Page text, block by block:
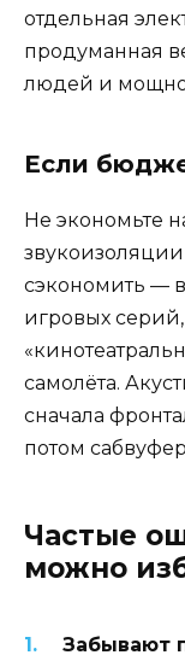
отдельная
продуманная
людей и
Если
Не экономьте
сэкономить —
игровых
самолёта.
сначала
потом
Частые
можно
Забывают